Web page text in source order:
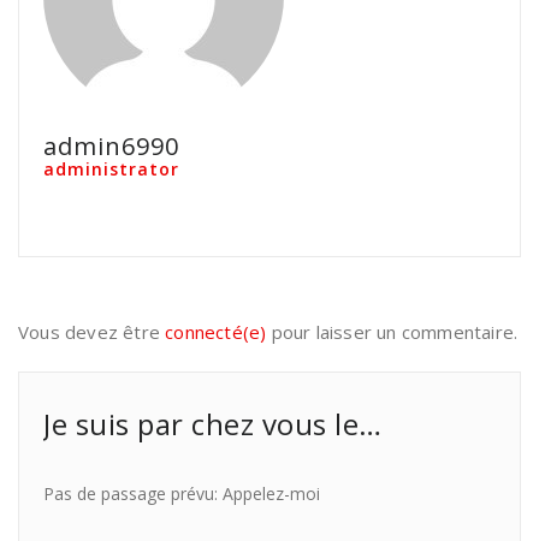
admin6990
administrator
Vous devez êtreconnecté(e) pour laisser un commentaire.
Je suis par chez vous le…
Pas de passage prévu: Appelez-moi